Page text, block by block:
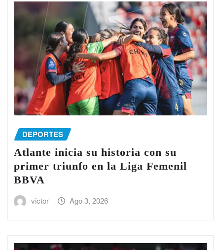
DEPORTES
Atlante inicia su historia con su
primer triunfo en la Liga Femenil
BBVA
victor Ago 3, 2026